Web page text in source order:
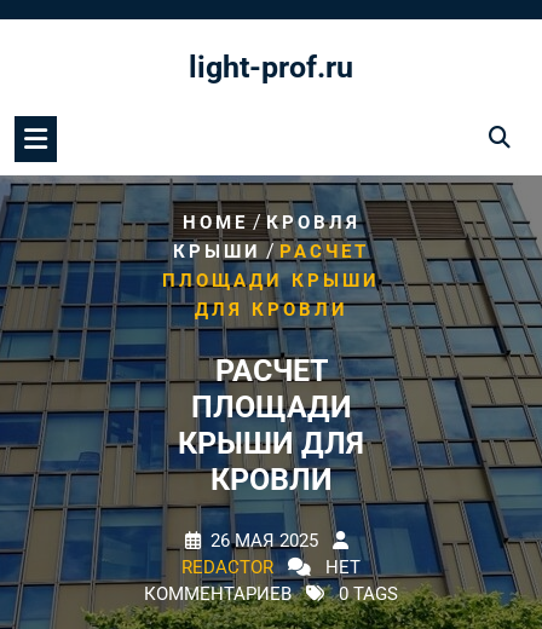
light-prof.ru
HOME/КРОВЛЯ
КРЫШИ / РАСЧЕТ
ПЛОЩАДИ КРЫШИ
ДЛЯ КРОВЛИ
РАСЧЕТ
ПЛОЩАДИ
КРЫШИ ДЛЯ
КРОВЛИ
26 МАЯ 2025
REDACTOR
НЕТ
КОММЕНТАРИЕВ
0 TAGS